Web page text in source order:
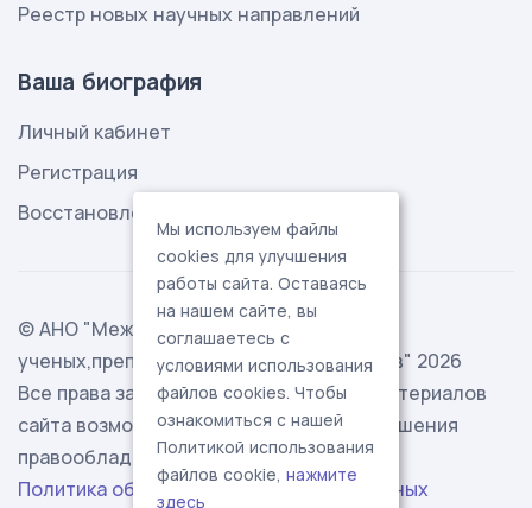
Реестр новых научных направлений
Ваша биография
Личный кабинет
Регистрация
Восстановление пароля
© АНО "Международная ассоциация
ученых,преподавателей и специалистов" 2026
Все права защищены. Использование материалов
сайта возможно исключительно с разрешения
правообладателя.
Политика обработки персональных данных
Мы используем файлы
cookies для улучшения
работы сайта. Оставаясь
на нашем сайте, вы
соглашаетесь с
условиями использования
файлов cookies. Чтобы
ознакомиться с нашей
Политикой использования
файлов cookie, нажмите
здесь